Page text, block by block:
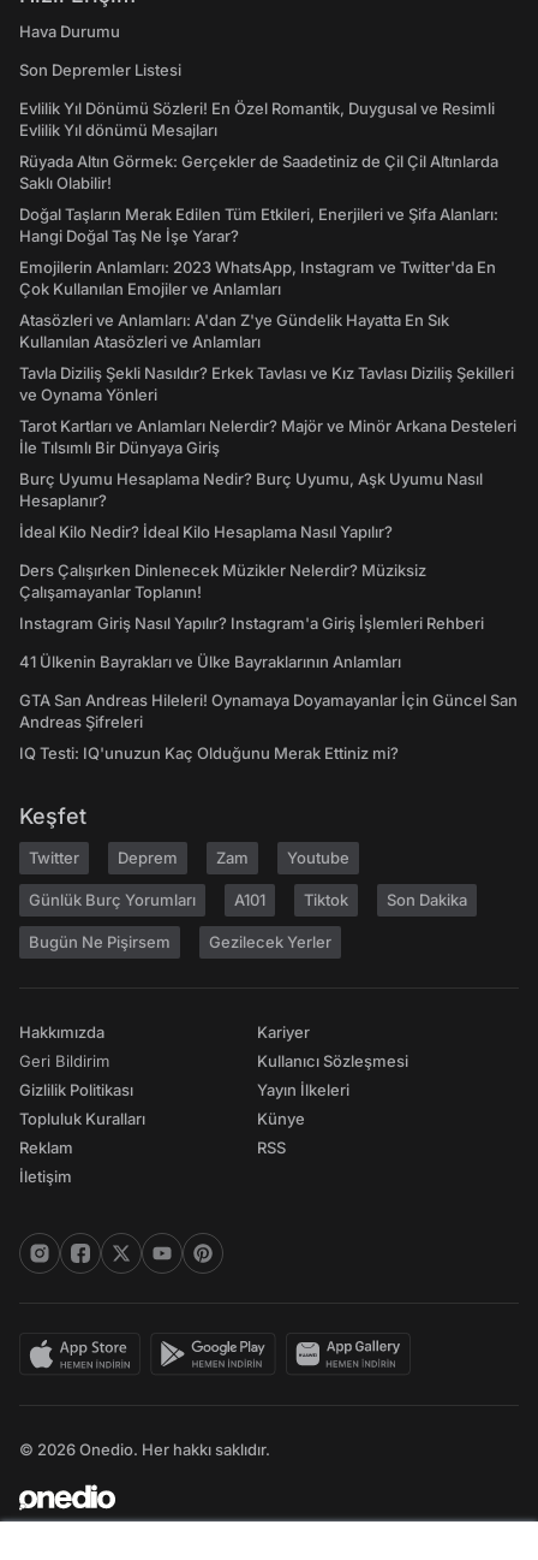
Hava Durumu
Son Depremler Listesi
Evlilik Yıl Dönümü Sözleri! En Özel Romantik, Duygusal ve Resimli
Evlilik Yıl dönümü Mesajları
Rüyada Altın Görmek: Gerçekler de Saadetiniz de Çil Çil Altınlarda
Saklı Olabilir!
Doğal Taşların Merak Edilen Tüm Etkileri, Enerjileri ve Şifa Alanları:
Hangi Doğal Taş Ne İşe Yarar?
Emojilerin Anlamları: 2023 WhatsApp, Instagram ve Twitter'da En
Çok Kullanılan Emojiler ve Anlamları
Atasözleri ve Anlamları: A'dan Z'ye Gündelik Hayatta En Sık
Kullanılan Atasözleri ve Anlamları
Tavla Diziliş Şekli Nasıldır? Erkek Tavlası ve Kız Tavlası Diziliş Şekilleri
ve Oynama Yönleri
Tarot Kartları ve Anlamları Nelerdir? Majör ve Minör Arkana Desteleri
İle Tılsımlı Bir Dünyaya Giriş
Burç Uyumu Hesaplama Nedir? Burç Uyumu, Aşk Uyumu Nasıl
Hesaplanır?
İdeal Kilo Nedir? İdeal Kilo Hesaplama Nasıl Yapılır?
Ders Çalışırken Dinlenecek Müzikler Nelerdir? Müziksiz
Çalışamayanlar Toplanın!
Instagram Giriş Nasıl Yapılır? Instagram'a Giriş İşlemleri Rehberi
41 Ülkenin Bayrakları ve Ülke Bayraklarının Anlamları
GTA San Andreas Hileleri! Oynamaya Doyamayanlar İçin Güncel San
Andreas Şifreleri
IQ Testi: IQ'unuzun Kaç Olduğunu Merak Ettiniz mi?
Keşfet
Twitter Deprem Zam Youtube
Günlük Burç Yorumları A101 Tiktok Son Dakika
Bugün Ne Pişirsem Gezilecek Yerler
Hakkımızda
Geri Bildirim
Gizlilik Politikası
Topluluk Kuralları
Reklam
İletişim
Kariyer
Kullanıcı Sözleşmesi
Yayın İlkeleri
Künye
RSS
© 2026 Onedio. Her hakkı saklıdır.